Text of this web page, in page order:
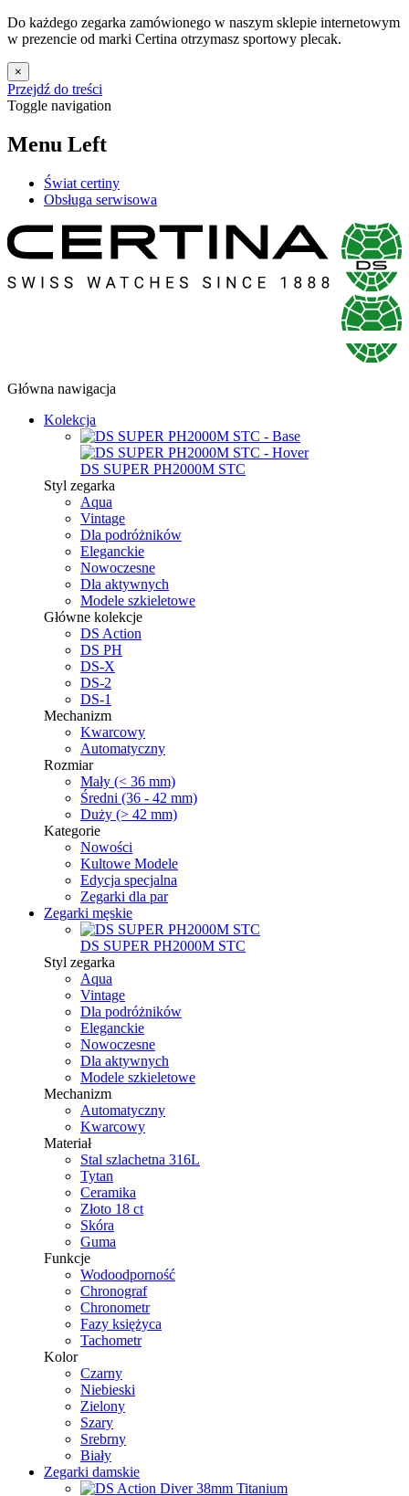
Do każdego zegarka zamówionego w naszym sklepie internetowym
w prezencie od marki Certina otrzymasz sportowy plecak.
×
Przejdź do treści
Toggle navigation
Menu Left
Świat certiny
Obsługa serwisowa
Główna nawigacja
Kolekcja
DS SUPER PH2000M STC
Styl zegarka
Aqua
Vintage
Dla podróżników
Eleganckie
Nowoczesne
Dla aktywnych
Modele szkieletowe
Główne kolekcje
DS Action
DS PH
DS-X
DS-2
DS-1
Mechanizm
Kwarcowy
Automatyczny
Rozmiar
Mały (< 36 mm)
Średni (36 - 42 mm)
Duży (> 42 mm)
Kategorie
Nowości
Kultowe Modele
Edycja specjalna
Zegarki dla par
Zegarki męskie
DS SUPER PH2000M STC
Styl zegarka
Aqua
Vintage
Dla podróżników
Eleganckie
Nowoczesne
Dla aktywnych
Modele szkieletowe
Mechanizm
Automatyczny
Kwarcowy
Materiał
Stal szlachetna 316L
Tytan
Ceramika
Złoto 18 ct
Skóra
Guma
Funkcje
Wodoodporność
Chronograf
Chronometr
Fazy księżyca
Tachometr
Kolor
Czarny
Niebieski
Zielony
Szary
Srebrny
Biały
Zegarki damskie